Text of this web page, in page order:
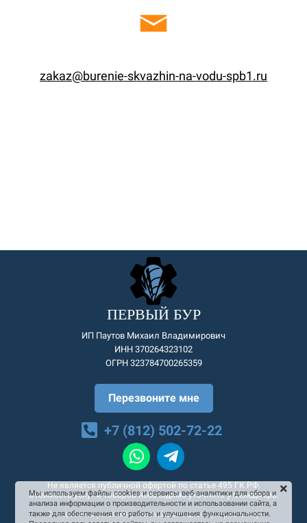
zakaz@burenie-skvazhin-na-vodu-spb1.ru
ПЕРВЫЙ БУР
ИП Паутов Михаил Владимирович
ИНН 370264323102
ОГРН 323784700265359
Перезвоните мне
+7 (812) 502-72-22
Не является публичной офертой по статье 495 ГК РФ.
Стоимость услуг и товаров необходимо уточнять у менеджера.
Согласие на рекламную и информационную рассылку
Мы используем файлы cookies и сервисы веб-аналитики для сбора и
анализа информации о производительности и использовании сайта, а
также для обеспечения его работы и улучшения функциональности.